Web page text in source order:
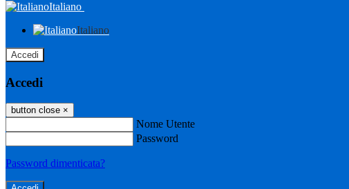
Italiano
Italiano
Accedi
Accedi
button close ×
Nome Utente
Password
Password dimenticata?